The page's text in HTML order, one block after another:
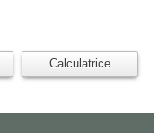
Calculatrice